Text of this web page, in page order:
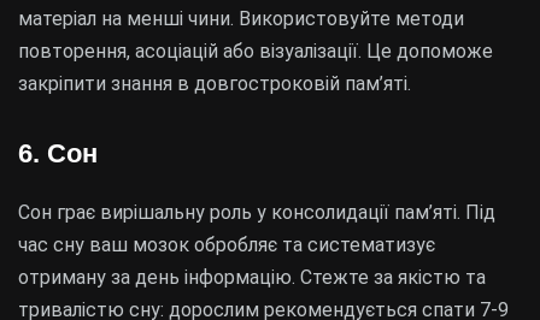
матеріал на менші чини. Використовуйте методи
повторення, асоціацій або візуалізації. Це допоможе
закріпити знання в довгостроковій пам’яті.
6. Сон
Сон грає вирішальну роль у консолидації пам’яті. Під
час сну ваш мозок обробляє та систематизує
отриману за день інформацію. Стежте за якістю та
тривалістю сну: дорослим рекомендується спати 7-9